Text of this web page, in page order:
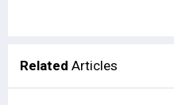
Related Articles